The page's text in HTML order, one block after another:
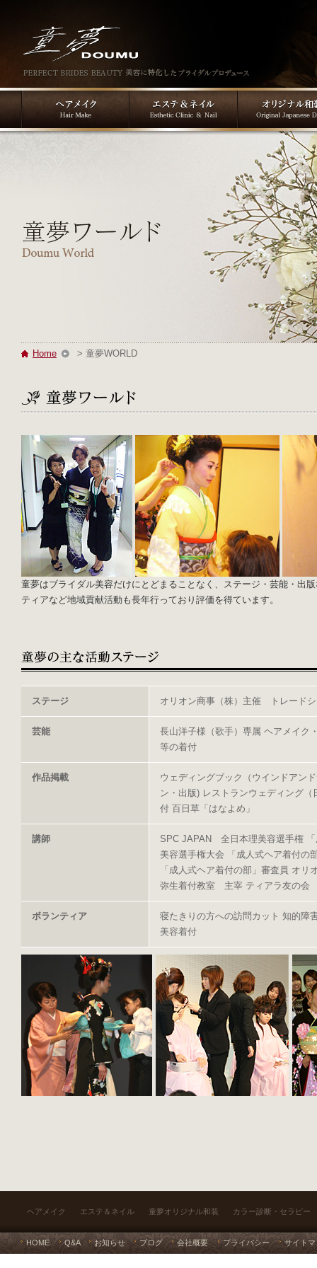
Home > 童夢WORLD
童夢はブライダル美容だけにとどまることなく、ステージ・芸能・出
ティアなど地域貢献活動も長年行っており評価を得ています。
ステージ オリオン商事（株）主催 トレード
芸能
長山洋子様（歌手）専属 ヘアメイク
等の着付
作品掲載
ウェディングブック（ウインドアン
ン・出版) レストランウェディング
付 百日草「はなよめ」
講師
SPC JAPAN 全日本理美容選手権
美容選手権大会 「成人式ヘア着付
「成人式ヘア着付の部」審査員 オ
弥生着付教室 主宰 ティアラ友の会
ボランティア
寝たきりの方への訪問カット 知的障
美容着付
ヘアメイク エステ＆ネイル 童夢オリジナル和装 カラー診断・セラピー
HOME Q&A お知らせ ブログ 会社概要 プライバシー サイトマ